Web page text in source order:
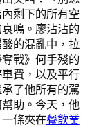
剩下的所有空
鳴。廖沾沾的
的混亂中，拉
戰》何手殘的
費，以及平行
了他所有的駕
助。今天，他
條夾在餐飲業